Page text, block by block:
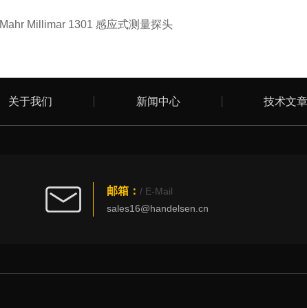
Mahr Millimar 1301 感应式测量探头
关于我们 新闻中心 技术文
邮箱： / E-Mail
sales16@handelsen.cn